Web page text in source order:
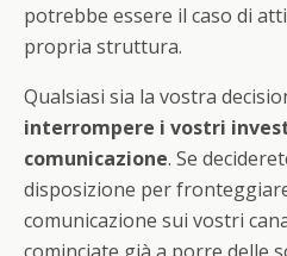
potrebbe essere il caso di
propria struttura.
Qualsiasi sia la vostra
interrompere i vostri
comunicazione. Se
disposizione per
comunicazione sui vostri